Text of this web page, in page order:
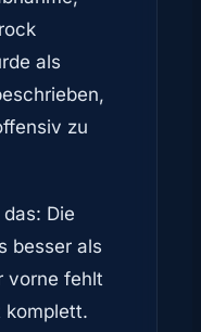
als
zu
Die
besser als
vorne fehlt
komplett.